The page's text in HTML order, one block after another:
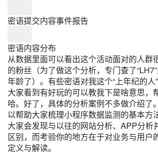
密语提交内容事件报告
密语内容分布
从数据里面可以看出这个活动面对的人群
的粉丝（为了做这个分析，专门查了
年龄了）。有些密语对我这个“上年纪的人
大家看到有好玩的可以教我下是啥意思，
哈。好了，具体的分析案例不多做介绍了
以帮助大家梳理小程序数据监测的基本方
大家会发现与以往的网站分析、APP分析
区别，而考验你的地方在于对业务与用户
定义与解读。